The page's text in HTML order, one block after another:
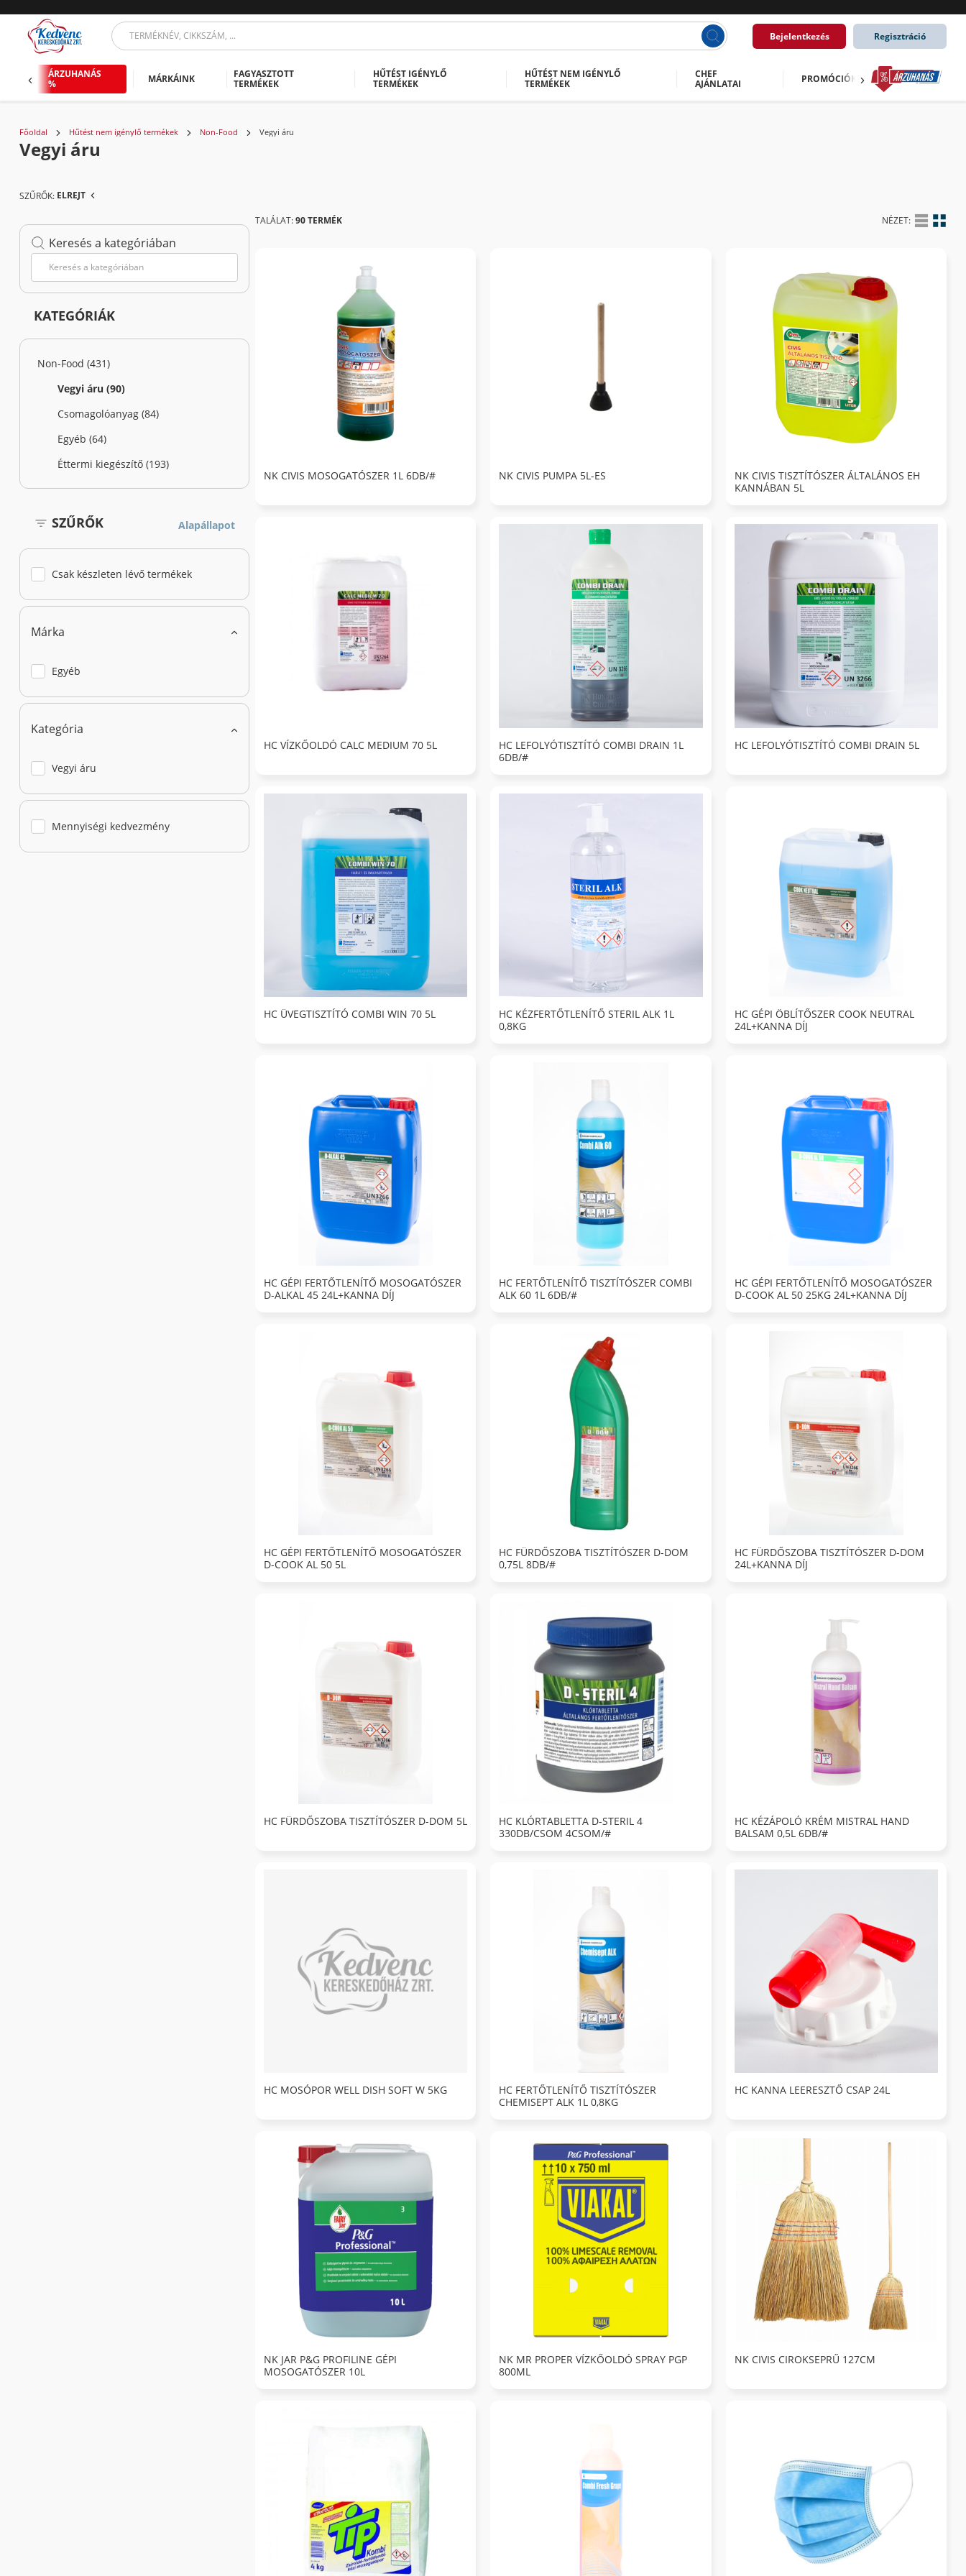
Bejelentkezés Regisztráció
ÁRZUHANÁS
%
MÁRKÁINK
FAGYASZTOTT
TERMÉKEK
HŰTÉST IGÉNYLŐ
TERMÉKEK
HŰTÉST NEM IGÉNYLŐ
TERMÉKEK
CHEF
AJÁNLATAI
PROMÓCIÓK
Főoldal Hűtést nem igénylő termékek Non-Food Vegyi áru
Vegyi áru
SZŰRŐK: ELREJT
Keresés a kategóriában
KATEGÓRIÁK
Non-Food (431)
Vegyi áru (90)
Csomagolóanyag (84)
Egyéb (64)
Éttermi kiegészítő (193)
SZŰRŐK Alapállapot
Csak készleten lévő termékek
Márka
Egyéb
Kategória
Vegyi áru
Mennyiségi kedvezmény
TALÁLAT:90 TERMÉK NÉZET:
NK CIVIS MOSOGATÓSZER 1L 6DB/# NK CIVIS PUMPA 5L-ES
NK CIVIS TISZTÍTÓSZER ÁLTALÁNOS EH
KANNÁBAN 5L
HC VÍZKŐOLDÓ CALC MEDIUM 70 5L
HC LEFOLYÓTISZTÍTÓ COMBI DRAIN 1L
6DB/#
HC LEFOLYÓTISZTÍTÓ COMBI DRAIN 5L
HC ÜVEGTISZTÍTÓ COMBI WIN 70 5L
HC KÉZFERTŐTLENÍTŐ STERIL ALK 1L
0,8KG
HC GÉPI ÖBLÍTŐSZER COOK NEUTRAL
24L+KANNA DÍJ
HC GÉPI FERTŐTLENÍTŐ MOSOGATÓSZER
D-ALKAL 45 24L+KANNA DÍJ
HC FERTŐTLENÍTŐ TISZTÍTÓSZER COMBI
ALK 60 1L 6DB/#
HC GÉPI FERTŐTLENÍTŐ MOSOGATÓSZER
D-COOK AL 50 25KG 24L+KANNA DÍJ
HC GÉPI FERTŐTLENÍTŐ MOSOGATÓSZER
D-COOK AL 50 5L
HC FÜRDŐSZOBA TISZTÍTÓSZER D-DOM
0,75L 8DB/#
HC FÜRDŐSZOBA TISZTÍTÓSZER D-DOM
24L+KANNA DÍJ
HC FÜRDŐSZOBA TISZTÍTÓSZER D-DOM 5L
HC KLÓRTABLETTA D-STERIL 4
330DB/CSOM 4CSOM/#
HC KÉZÁPOLÓ KRÉM MISTRAL HAND
BALSAM 0,5L 6DB/#
HC MOSÓPOR WELL DISH SOFT W 5KG
HC FERTŐTLENÍTŐ TISZTÍTÓSZER
CHEMISEPT ALK 1L 0,8KG
HC KANNA LEERESZTŐ CSAP 24L
NK JAR P&G PROFILINE GÉPI
MOSOGATÓSZER 10L
NK MR PROPER VÍZKŐOLDÓ SPRAY PGP
800ML
NK CIVIS CIROKSEPRŰ 127CM